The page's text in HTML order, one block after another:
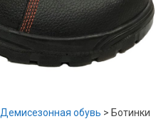
Демисезонная обувь > Ботинки